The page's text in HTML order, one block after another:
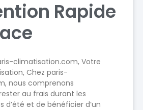
Rapide
climatisation.com, Votre
Chez paris-
nous comprenons
au frais durant les
d’été et de bénéficier d’un